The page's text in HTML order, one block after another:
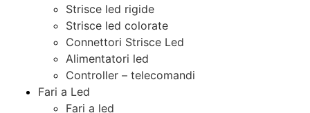
Strisce led rigide
Strisce led colorate
Connettori Strisce Led
Alimentatori led
Controller – telecomandi
Fari a Led
Fari a led